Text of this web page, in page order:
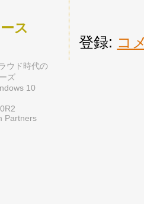
登録: コ
ス
ウド時代の
ズ
10
Partners